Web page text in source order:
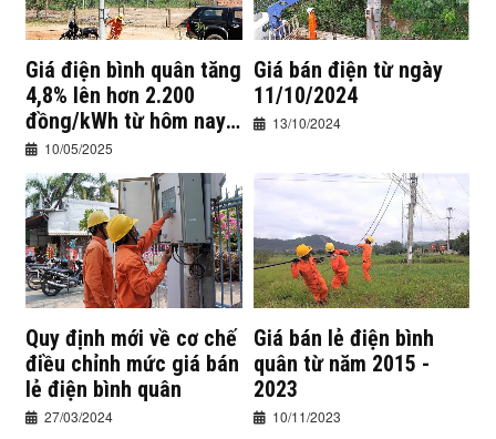
Giá điện bình quân tăng
4,8% lên hơn 2.200
đồng/kWh từ hôm nay
10/5/2025
10/05/2025
Giá bán điện từ ngày
11/10/2024
13/10/2024
Quy định mới về cơ chế
điều chỉnh mức giá bán
lẻ điện bình quân
27/03/2024
Giá bán lẻ điện bình
quân từ năm 2015 -
2023
10/11/2023